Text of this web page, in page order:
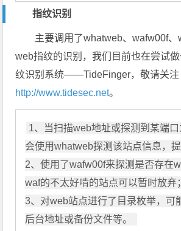
指纹识别
主要调用了whatweb、wafw00f、
web指纹的识别，我们目前也在尝试
纹识别系统——TideFinger，敬请关注
http://www.tidesec.net。
1、当扫描web地址或探测到某端口
会使用whatweb探测该站点信息，提
2、使用了wafw00f来探测是否存在
waf的不太好啃的站点可以暂时放弃；
3、对web站点进行了目录枚举，可
后台地址或备份文件等。